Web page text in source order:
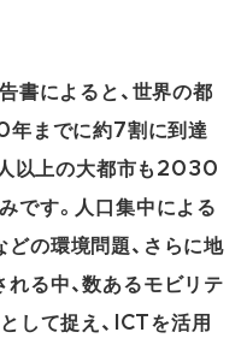
書によると、世界の都
までに約7割に到達
以上の大都市も2030
です。人口集中による
の環境問題、さらに地
る中、数あるモビリテ
して捉え、ICTを活用